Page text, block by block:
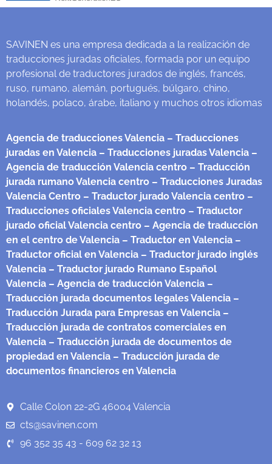
SAVINEN es una empresa dedicada a la realización de
traducciones juradas oficiales, formada por un equipo
profesional de traductores jurados de inglés, francés,
ruso, rumano, alemán, portugués, búlgaro, chino,
holandés, polaco, árabe, italiano y muchos otros idiomas
Agencia de traducciones Valencia – Traducciones
juradas en Valencia – Traducciones juradas Valencia –
Agencia de traducción Valencia centro – Traducción
jurada rumano Valencia centro – Traducciones Juradas
Valencia Centro – Traductor jurado Valencia centro –
Traducciones oficiales Valencia centro – Traductor
jurado oficial Valencia centro – Agencia de traducción
en el centro de Valencia – Traductor en Valencia –
Traductor oficial en Valencia – Traductor jurado inglés
Valencia – Traductor jurado Rumano Español
Valencia – Agencia de traducción Valencia –
Traducción jurada documentos legales Valencia –
Traducción Jurada para Empresas en Valencia –
Traducción jurada de contratos comerciales en
Valencia – Traducción jurada de documentos de
propiedad en Valencia – Traducción jurada de
documentos financieros en Valencia
Calle Colon 22-2G 46004 Valencia
cts@savinen.com
96 352 35 43 - 609 62 32 13